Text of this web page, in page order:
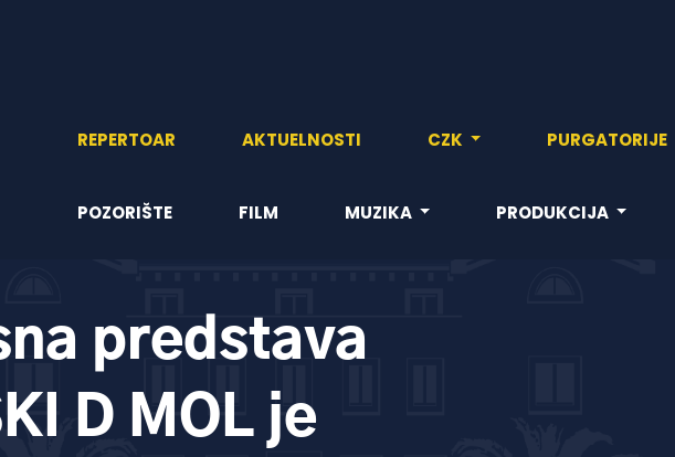
REPERTOAR AKTUELNOSTI CZK PURGATORIJE
POZORIŠTE FILM MUZIKA PRODUKCIJA
predstava
D MOL je